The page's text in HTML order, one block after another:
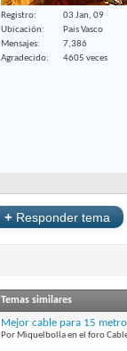
Registro
03 Jan, 09
Ubicación
Pais Vasco
Mensajes
7,386
Agradecido
4605 veces
+ Responder tema
Temas similares
Mejor cable para 15
Por Miquelbolla en el foro